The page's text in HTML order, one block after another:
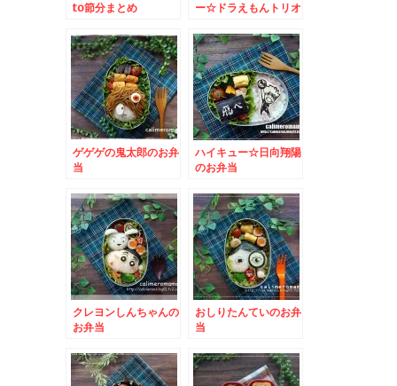
to節分まとめ
ー☆ドラえもんトリオ
ゲゲゲの鬼太郎のお弁
当
ハイキュー☆日向翔陽
のお弁当
クレヨンしんちゃんの
お弁当
おしりたんていのお弁
当